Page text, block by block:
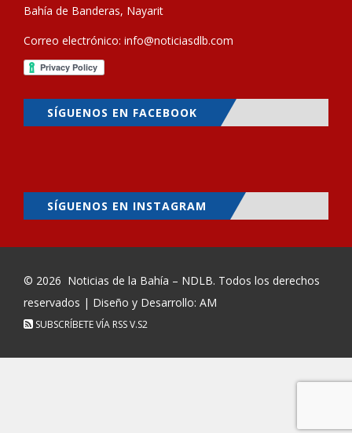
Bahía de Banderas, Nayarit
Correo electrónico: info@noticiasdlb.com
SÍGUENOS EN FACEBOOK
SÍGUENOS EN INSTAGRAM
© 2026 Noticias de la Bahía – NDLB. Todos los derechos
reservados | Diseño y Desarrollo: AM
SUBSCRÍBETE VÍA RSSV.S2